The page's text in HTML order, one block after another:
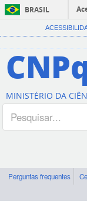
BRASIL
MINISTÉRIO DA
Perguntas frequentes